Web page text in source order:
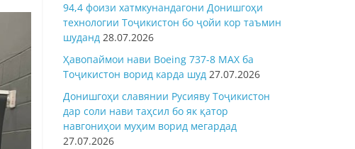
94,4 фоизи хатмкунандагони Донишгоҳи
технологии Тоҷикистон бо ҷойи кор таъмин
шуданд 28.07.2026
Ҳавопаймои нави Boeing 737-8 MAX ба
Тоҷикистон ворид карда шуд 27.07.2026
Донишгоҳи славянии Русияву Тоҷикистон
дар соли нави таҳсил бо як қатор
навгониҳои муҳим ворид мегардад
27.07.2026